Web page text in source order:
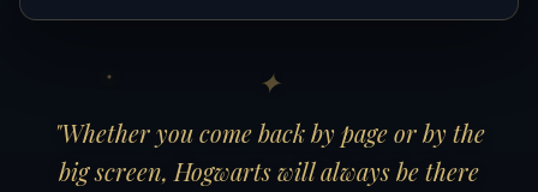
"Whether you come back by page or by the
big screen, Hogwarts will always be there